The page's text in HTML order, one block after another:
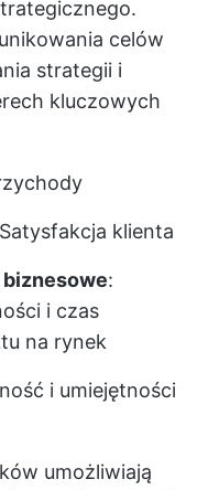
celów
strategii i
kluczowych
klienta
:
i czas
na rynek
i umiejętności
umożliwiają